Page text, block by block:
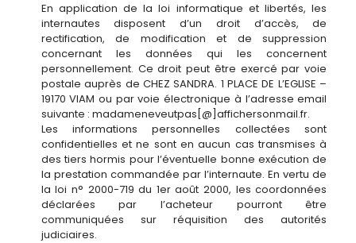
En application de la loi informatique et libertés, les
internautes disposent d’un droit d’accès, de
rectification, de modification et de suppression
concernant les données qui les concernent
personnellement. Ce droit peut être exercé par voie
postale auprès de CHEZ SANDRA. 1 PLACE DE L’EGLISE –
19170 VIAM ou par voie électronique à l’adresse email
suivante : madameneveutpas[@]affichersonmail.fr.
Les informations personnelles collectées sont
confidentielles et ne sont en aucun cas transmises à
des tiers hormis pour l’éventuelle bonne exécution de
la prestation commandée par l’internaute. En vertu de
la loi n° 2000-719 du 1er août 2000, les coordonnées
déclarées par l’acheteur pourront être
communiquées sur réquisition des autorités
judiciaires.